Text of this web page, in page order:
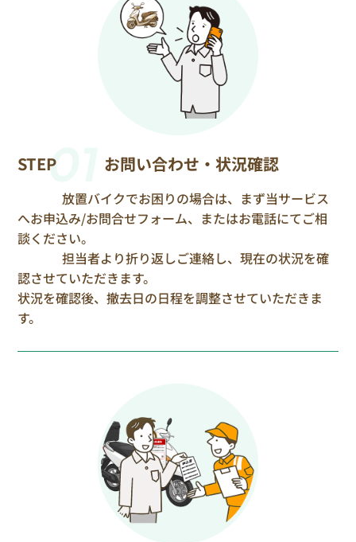
STEP01
お問い合わせ・状況確認
放置バイクでお困りの場合は、まず当サービス
へお申込み/お問合せフォーム、またはお電話にてご相
談ください。
担当者より折り返しご連絡し、現在の状況を確
認させていただきます。
状況を確認後、撤去日の日程を調整させていただきま
す。